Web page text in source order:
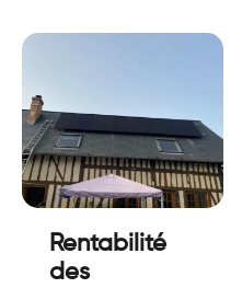
Rentabilité
des